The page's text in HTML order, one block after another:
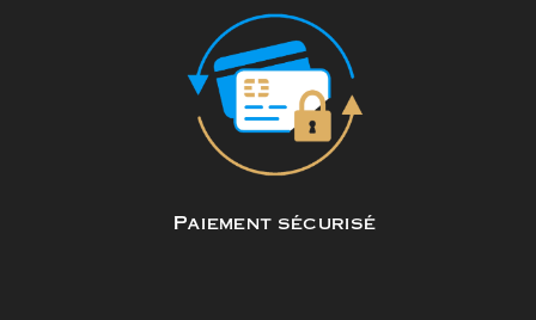
Paiement sécurisé